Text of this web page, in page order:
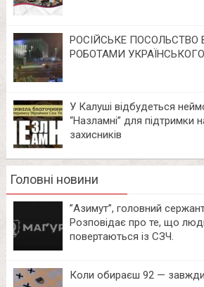
РОСІЙСЬКЕ ПОСОЛЬСТВО
РОБОТАМИ
У Калуші відбудеться
“Назламні” для підтримки
захисників
Головні новини
⁨”Азимут”, головний
Розповідає про те, що
повертаються із СЗЧ.
Коли обираєш 92 —